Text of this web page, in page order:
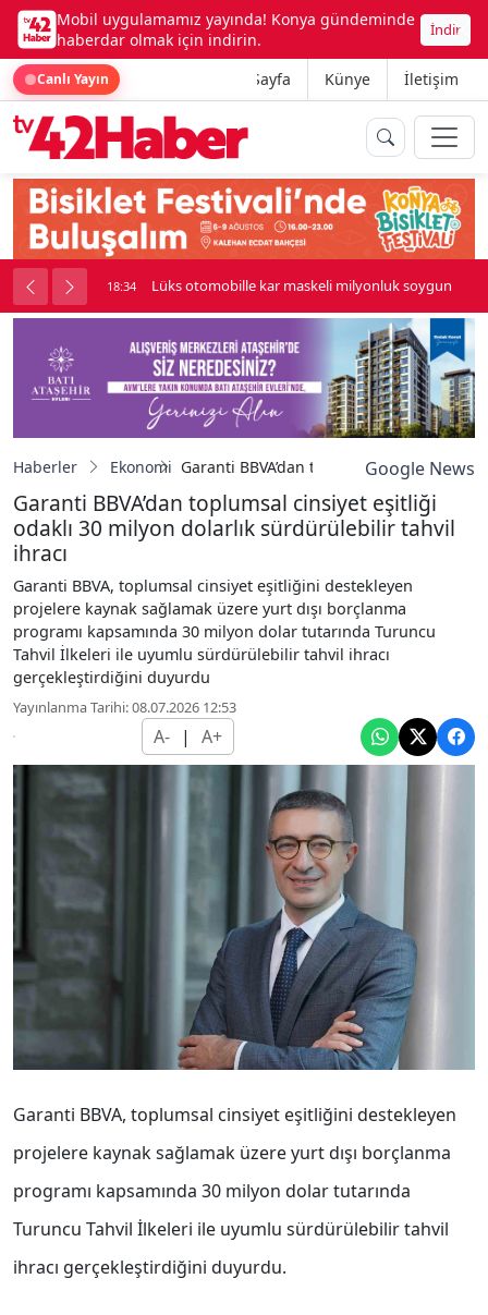
Mobil uygulamamız yayında! Konya gündeminde
haberdar olmak için indirin.
İndir
Canlı Yayın Ana Sayfa Künye İletişim
kavga çıktı 18:34 Lüks otomobille kar maskeli milyonluk soygun
Haberler Ekonomi Garanti BBVA’dan toplumsal cinsiyet
Google News
Garanti BBVA’dan toplumsal cinsiyet eşitliği
odaklı 30 milyon dolarlık sürdürülebilir tahvil
ihracı
Garanti BBVA, toplumsal cinsiyet eşitliğini destekleyen
projelere kaynak sağlamak üzere yurt dışı borçlanma
programı kapsamında 30 milyon dolar tutarında Turuncu
Tahvil İlkeleri ile uyumlu sürdürülebilir tahvil ihracı
gerçekleştirdiğini duyurdu
Yayınlanma Tarihi: 08.07.2026 12:53
A- | A+
Garanti BBVA, toplumsal cinsiyet eşitliğini destekleyen
projelere kaynak sağlamak üzere yurt dışı borçlanma
programı kapsamında 30 milyon dolar tutarında
Turuncu Tahvil İlkeleri ile uyumlu sürdürülebilir tahvil
ihracı gerçekleştirdiğini duyurdu.